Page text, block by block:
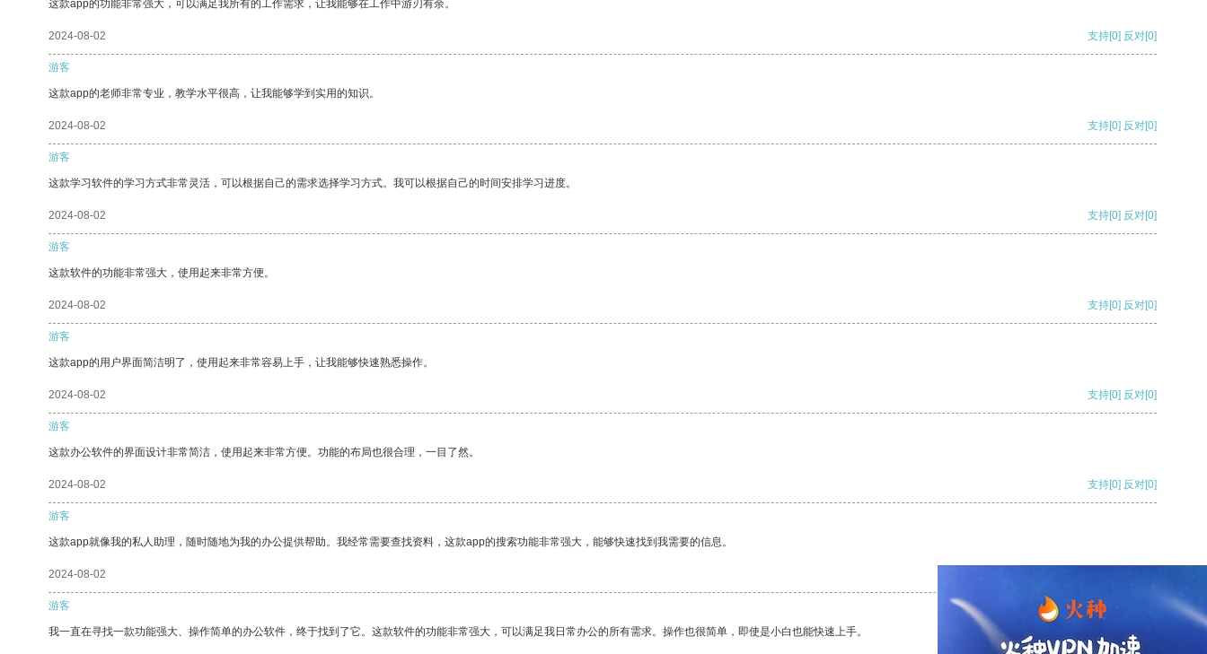
这款app的功能非常强大，可以满足我所有的工作需求，让我能够在工作中游刃有余。
2024-08-02 支持[0] 反对[0]
游客
这款app的老师非常专业，教学水平很高，让我能够学到实用的知识。
2024-08-02 支持[0] 反对[0]
游客
这款学习软件的学习方式非常灵活，可以根据自己的需求选择学习方式。我可以根据自己的时间安排学习进度。
2024-08-02 支持[0] 反对[0]
游客
这款软件的功能非常强大，使用起来非常方便。
2024-08-02 支持[0] 反对[0]
游客
这款app的用户界面简洁明了，使用起来非常容易上手，让我能够快速熟悉操作。
2024-08-02 支持[0] 反对[0]
游客
这款办公软件的界面设计非常简洁，使用起来非常方便。功能的布局也很合理，一目了然。
2024-08-02 支持[0] 反对[0]
游客
这款app就像我的私人助理，随时随地为我的办公提供帮助。我经常需要查找资料，这款app的搜索功能非常强大，能够快速找到我需要的信息。
2024-08-02
游客
我一直在寻找一款功能强大、操作简单的办公软件，终于找到了它。这款软件的功能非常强大，可以满足我日常办公的所有需求。操作也很简单，即使是小白也能快速上手。